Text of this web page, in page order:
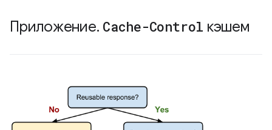
Приложение. Cache-Control кэшем